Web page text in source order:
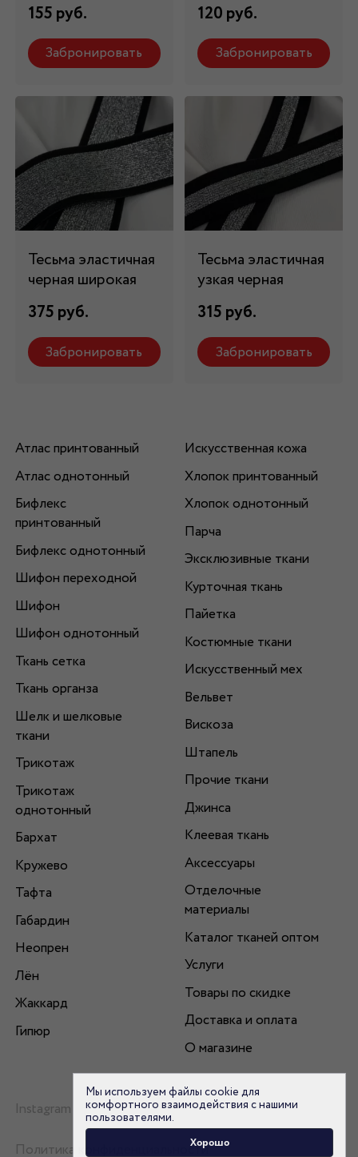
155 руб.
Забронировать
120 руб.
Забронировать
Тесьма эластичная
черная широкая
375 руб.
Забронировать
Тесьма эластичная
узкая черная
315 руб.
Забронировать
Атлас принтованный
Атлас однотонный
Бифлекс
принтованный
Бифлекс однотонный
Шифон переходной
Шифон
Шифон однотонный
Ткань сетка
Ткань органза
Шелк и шелковые
ткани
Трикотаж
Трикотаж
однотонный
Бархат
Кружево
Тафта
Габардин
Неопрен
Лён
Жаккард
Гипюр
Искусственная кожа
Хлопок принтованный
Хлопок однотонный
Парча
Эксклюзивные ткани
Курточная ткань
Пайетка
Костюмные ткани
Искусственный мех
Вельвет
Вискоза
Штапель
Прочие ткани
Джинса
Клеевая ткань
Аксессуары
Отделочные
материалы
Каталог тканей оптом
Услуги
Товары по скидке
Доставка и оплата
О магазине
Instagram
Политика конфиденциальности
Мы используем файлы cookie для
комфортного взаимодействия с нашими
пользователями.
Хорошо